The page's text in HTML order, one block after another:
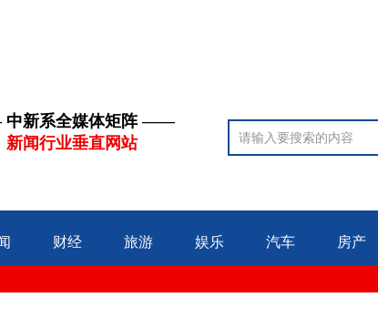
新系全媒体矩阵 ——
新闻行业垂直网站
财经 旅游 娱乐 汽车 房产